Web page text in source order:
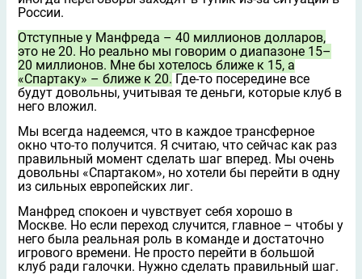
России.
Отступные у Манфреда – 40 миллионов долларов,
это не 20. Но реально мы говорим о диапазоне 15–
20 миллионов. Мне бы хотелось ближе к 15, а
«Спартаку» – ближе к 20. Где-то посередине все
будут довольны, учитывая те деньги, которые клуб в
него вложил.
Мы всегда надеемся, что в каждое трансферное
окно что-то получится. Я считаю, что сейчас как раз
правильный момент сделать шаг вперед. Мы очень
довольны «Спартаком», но хотели бы перейти в одну
из сильных европейских лиг.
Манфред спокоен и чувствует себя хорошо в
Москве. Но если переход случится, главное – чтобы у
него была реальная роль в команде и достаточно
игрового времени. Не просто перейти в большой
клуб ради галочки. Нужно сделать правильный шаг.